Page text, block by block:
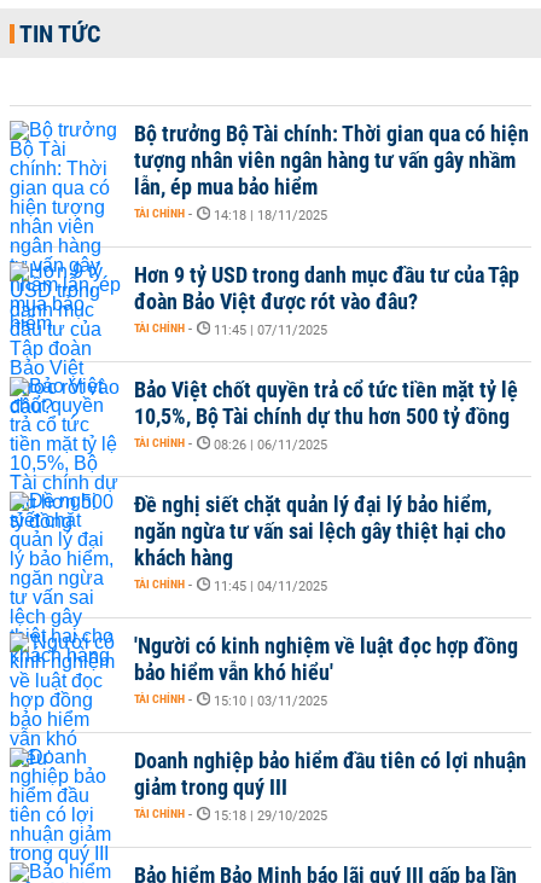
TIN TỨC
Bộ trưởng Bộ Tài chính: Thời gian qua có hiện
tượng nhân viên ngân hàng tư vấn gây nhầm
lẫn, ép mua bảo hiểm
TÀI CHÍNH - 14:18 | 18/11/2025
Hơn 9 tỷ USD trong danh mục đầu tư của Tập
đoàn Bảo Việt được rót vào đâu?
TÀI CHÍNH - 11:45 | 07/11/2025
Bảo Việt chốt quyền trả cổ tức tiền mặt tỷ lệ
10,5%, Bộ Tài chính dự thu hơn 500 tỷ đồng
TÀI CHÍNH - 08:26 | 06/11/2025
Đề nghị siết chặt quản lý đại lý bảo hiểm,
ngăn ngừa tư vấn sai lệch gây thiệt hại cho
khách hàng
TÀI CHÍNH - 11:45 | 04/11/2025
'Người có kinh nghiệm về luật đọc hợp đồng
bảo hiểm vẫn khó hiểu'
TÀI CHÍNH - 15:10 | 03/11/2025
Doanh nghiệp bảo hiểm đầu tiên có lợi nhuận
giảm trong quý III
TÀI CHÍNH - 15:18 | 29/10/2025
Bảo hiểm Bảo Minh báo lãi quý III gấp ba lần